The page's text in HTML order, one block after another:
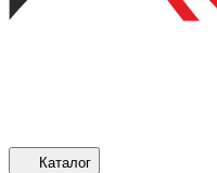
Каталог